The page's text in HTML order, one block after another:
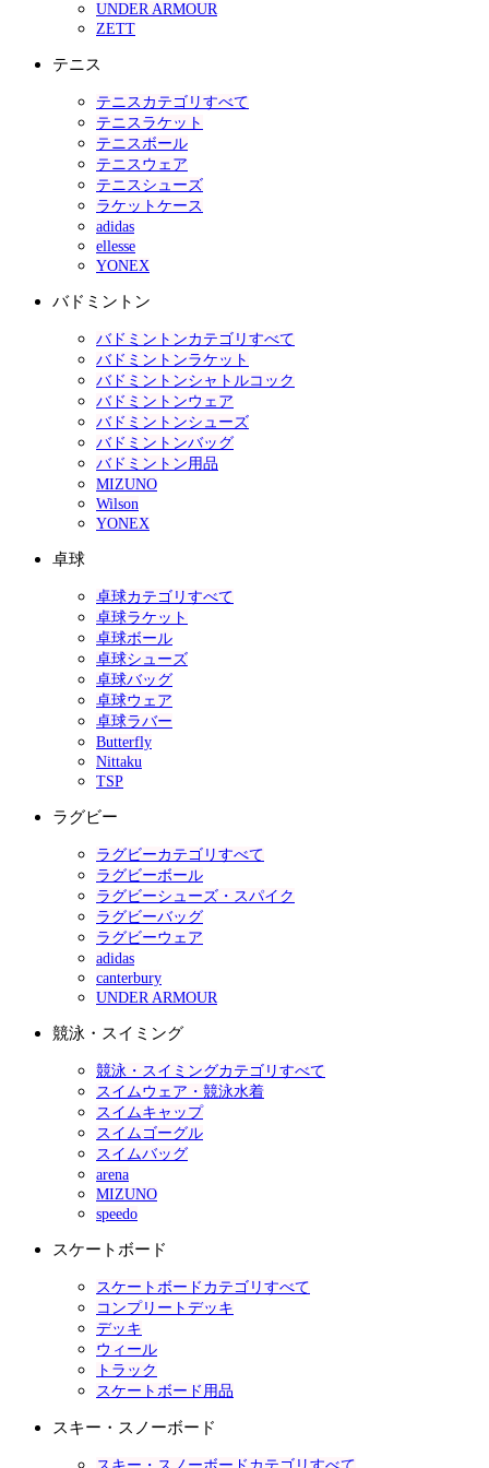
UNDER ARMOUR
ZETT
テニス
テニスカテゴリすべて
テニスラケット
テニスボール
テニスウェア
テニスシューズ
ラケットケース
adidas
ellesse
YONEX
バドミントン
バドミントンカテゴリすべて
バドミントンラケット
バドミントンシャトルコック
バドミントンウェア
バドミントンシューズ
バドミントンバッグ
バドミントン用品
MIZUNO
Wilson
YONEX
卓球
卓球カテゴリすべて
卓球ラケット
卓球ボール
卓球シューズ
卓球バッグ
卓球ウェア
卓球ラバー
Butterfly
Nittaku
TSP
ラグビー
ラグビーカテゴリすべて
ラグビーボール
ラグビーシューズ・スパイク
ラグビーバッグ
ラグビーウェア
adidas
canterbury
UNDER ARMOUR
競泳・スイミング
競泳・スイミングカテゴリすべて
スイムウェア・競泳水着
スイムキャップ
スイムゴーグル
スイムバッグ
arena
MIZUNO
speedo
スケートボード
スケートボードカテゴリすべて
コンプリートデッキ
デッキ
ウィール
トラック
スケートボード用品
スキー・スノーボード